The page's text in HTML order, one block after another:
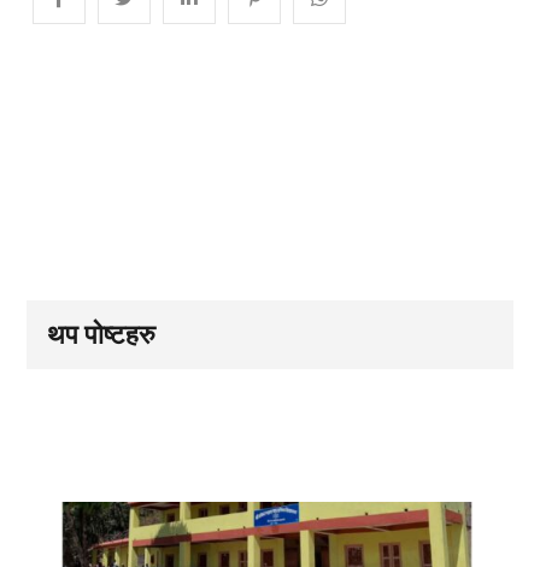
थप पोष्टहरु